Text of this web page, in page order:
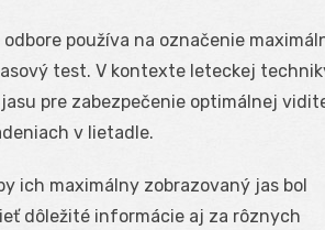
používa na označenie
test. V kontexte leteckej
pre zabezpečenie optimálnej
v lietadle.
ich maximálny zobrazovaný jas bol
dôležité informácie aj za rôznych